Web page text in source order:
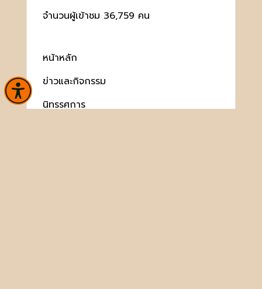
จำนวนผู้เข้าชม 36,759 คน
หน้าหลัก
ข่าวและกิจกรรม
นิทรรศการ